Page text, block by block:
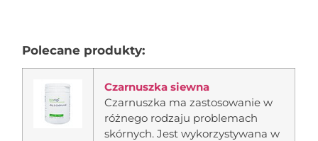
Polecane produkty:
Czarnuszka siewna
Czarnuszka ma zastosowanie w
różnego rodzaju problemach
skórnych. Jest wykorzystywana w